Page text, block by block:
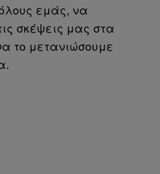
εμάς, να
σκέψεις μας στα
το μετανιώσουμε